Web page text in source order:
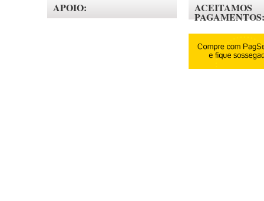
APOIO: ACEITAMOS
PAGAMENTOS: